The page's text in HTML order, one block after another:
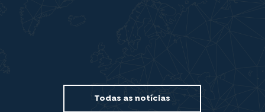
Todas as notícias